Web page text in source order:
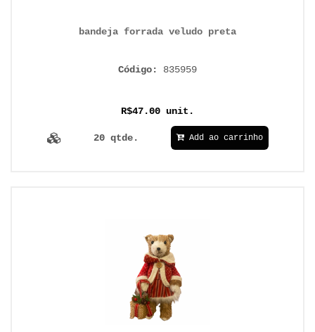
bandeja forrada veludo preta
Código: 835959
R$47.00 unit.
20 qtde. Add ao carrinho